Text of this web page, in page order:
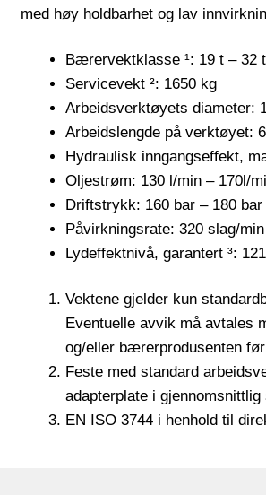
med høy holdbarhet og lav
Bærervektklasse ¹: 19 t – 32 t
Servicevekt ²: 1650 kg
Arbeidsverktøyets diameter:
Arbeidslengde på verktøyet:
Hydraulisk inngangseffekt,
Oljestrøm: 130 l/min – 170l/
Driftstrykk: 160 bar – 180 bar
Påvirkningsrate: 320 slag/
Lydeffektnivå, garantert ³:
Vektene gjelder kun
Eventuelle avvik må avtales
og/eller bærerprodusenten
Feste med standard
adapterplate i
EN ISO 3744 i henhold til